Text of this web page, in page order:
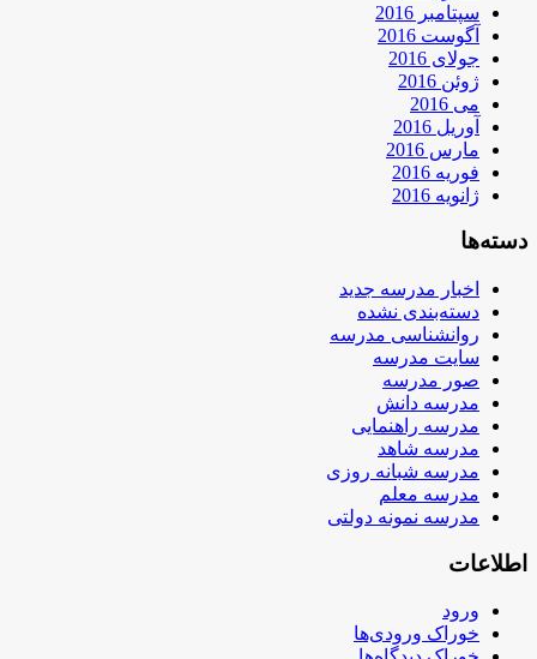
سپتامبر 2016
آگوست 2016
جولای 2016
ژوئن 2016
می 2016
آوریل 2016
مارس 2016
فوریه 2016
ژانویه 2016
دسته‌ها
اخبار مدرسه جدید
دسته‌بندی نشده
روانشناسی مدرسه
سایت مدرسه
صور مدرسه
مدرسه دانش
مدرسه راهنمایی
مدرسه شاهد
مدرسه شبانه روزی
مدرسه معلم
مدرسه نمونه دولتی
اطلاعات
ورود
خوراک ورودی‌ها